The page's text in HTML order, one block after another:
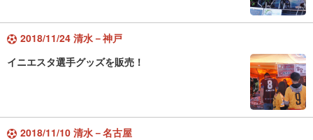
2018/11/24 清水－神戸
イニエスタ選手グッズを販売！
2018/11/10 清水－名古屋